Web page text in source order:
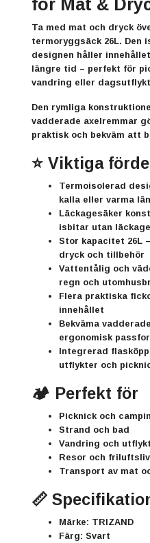
för Mat &
Ta med mat och dryck
termoryggsäck 26L. Den
designen håller
längre tid – perfekt för
vandring eller
Den rymliga
vadderade axelremmar
praktisk och bekväm att
⭐ Viktiga
Termoisolerad
kalla eller varma
Läckagesäker
isbitar utan läckage
Stor kapacitet 26L
dryck och tillbehör
Vattentålig och
regn och
Flera praktiska
innehållet
Bekväma
ergonomisk
Integrerad
utflykter och
🏕️ Perfekt för
Picknick och
Strand och bad
Vandring och
Resor och friluftsliv
Transport av mat
📏
Märke: TRIZAND
Färg: Svart